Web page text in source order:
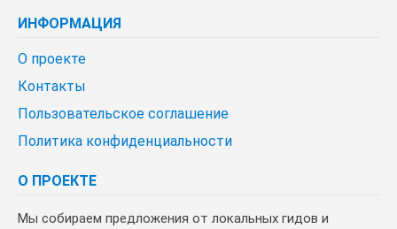
ИНФОРМАЦИЯ
О проекте
Контакты
Пользовательское соглашение
Политика конфиденциальности
О ПРОЕКТЕ
Мы собираем предложения от локальных гидов и